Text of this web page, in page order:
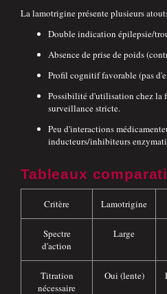
La lamotrigine présente plusieurs
Double indication épilepsie/
Absence de prise de poids
Profil cognitif favorable (pas
Possibilité d'utilisation chez la
surveillance stricte.
Peu d'interactions
inducteurs/inhibiteurs
Tableaux
Critère Lamotrigine
Spectre
d'action
Large
Titration
nécessaire
Oui (lente)